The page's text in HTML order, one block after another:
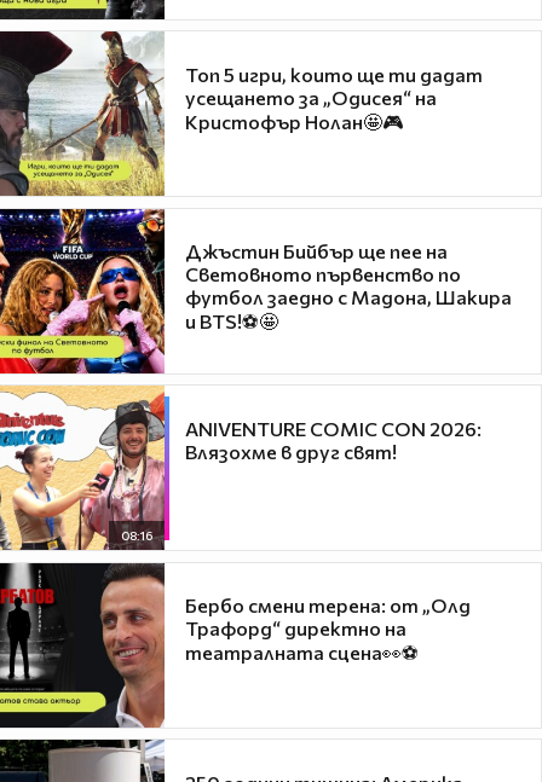
Топ 5 игри, които ще ти дадат
усещането за „Одисея“ на
Кристофър Нолан🤩🎮
Джъстин Бийбър ще пее на
Световното първенство по
футбол заедно с Мадона, Шакира
и BTS!⚽🤩
08:16
ANIVENTURE COMIC CON 2026:
Влязохме в друг свят!
Бербо смени терена: от „Олд
Трафорд“ директно на
театралната сцена👀⚽